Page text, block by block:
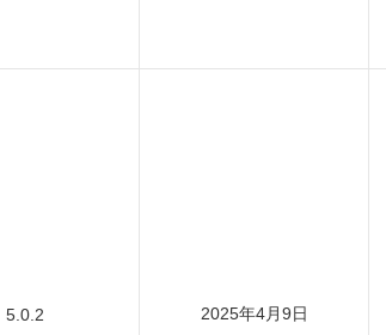
5.0.2 2025年4月9日